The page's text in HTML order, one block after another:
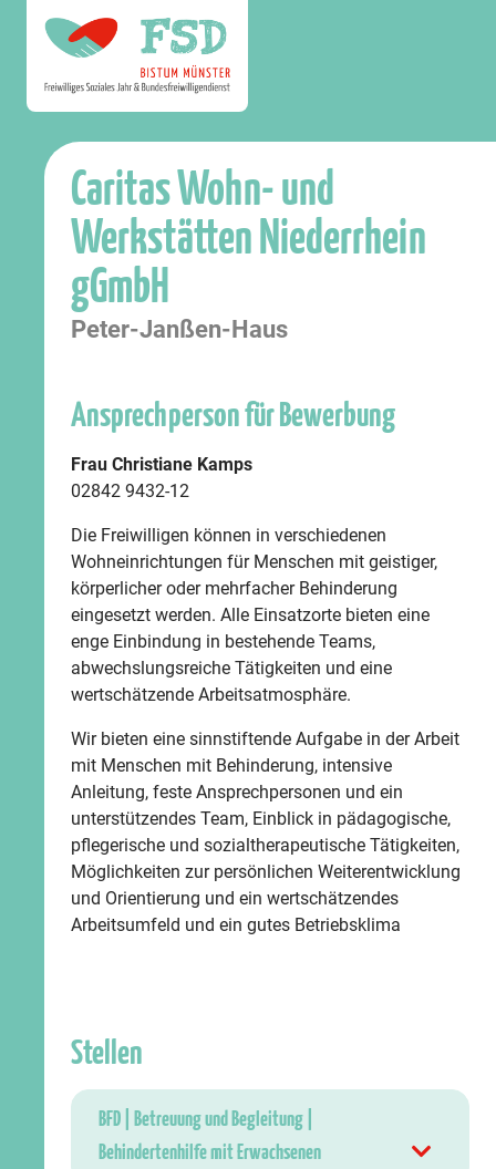
Caritas Wohn- und
Werkstätten Niederrhein
gGmbH
Peter-Janßen-Haus
Ansprechperson für Bewerbung
Frau Christiane Kamps
02842 9432-12
Die Freiwilligen können in verschiedenen
Wohneinrichtungen für Menschen mit geistiger,
körperlicher oder mehrfacher Behinderung
eingesetzt werden. Alle Einsatzorte bieten eine
enge Einbindung in bestehende Teams,
abwechslungsreiche Tätigkeiten und eine
wertschätzende Arbeitsatmosphäre.
Wir bieten eine sinnstiftende Aufgabe in der Arbeit
mit Menschen mit Behinderung, intensive
Anleitung, feste Ansprechpersonen und ein
unterstützendes Team, Einblick in pädagogische,
pflegerische und sozialtherapeutische Tätigkeiten,
Möglichkeiten zur persönlichen Weiterentwicklung
und Orientierung und ein wertschätzendes
Arbeitsumfeld und ein gutes Betriebsklima
Stellen
BFD | Betreuung und Begleitung |
Behindertenhilfe mit Erwachsenen